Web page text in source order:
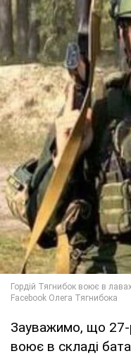
Зауважимо, що 27-
воює в складі